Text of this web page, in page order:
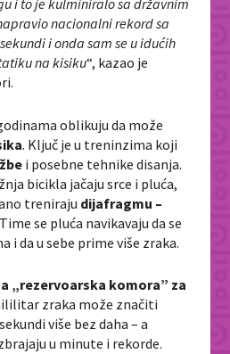
nacionalni rekord sa
i onda sam se u idućih
na kisiku“, kazao je
oblikuju da može
. Ključ je u treninzima koji
i posebne tehnike disanja.
bicikla jačaju srce i pluća,
treniraju dijafragmu –
se pluća navikavaju da se
i da u sebe prime više zraka.
„rezervoarska komora” za
zraka može značiti
više bez daha – a
u minute i rekorde.